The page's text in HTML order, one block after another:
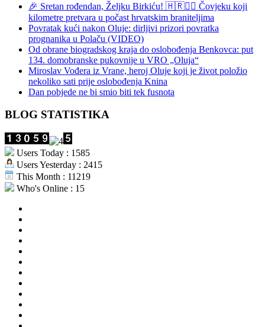
🎉 Sretan rođendan, Željku Birkiću! 🇭🇷🏃‍♂️ Čovjeku koji
kilometre pretvara u počast hrvatskim braniteljima
Povratak kući nakon Oluje: dirljivi prizori povratka
prognanika u Polaču (VIDEO)
Od obrane biogradskog kraja do oslobođenja Benkovca: put
134. domobranske pukovnije u VRO „Oluja“
Miroslav Vođera iz Vrane, heroj Oluje koji je život položio
nekoliko sati prije oslobođenja Knina
Dan pobjede ne bi smio biti tek fusnota
BLOG STATISTIKA
Users Today : 1585
Users Yesterday : 2415
This Month : 11219
Who's Online : 15